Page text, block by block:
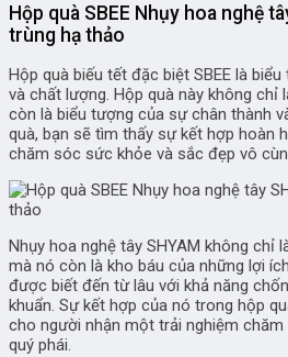
Hộp quà SBEE Nhụy hoa nghệ
trùng hạ thảo
Hộp quà biếu tết đặc biệt SBEE là
và chất lượng. Hộp quà này không
còn là biểu tượng của sự chân thành
quà, bạn sẽ tìm thấy sự kết hợp hoàn
chăm sóc sức khỏe và sắc đẹp vô
Nhụy hoa nghệ tây SHYAM không chỉ
mà nó còn là kho báu của những lợi
được biết đến từ lâu với khả năng
khuẩn. Sự kết hợp của nó trong hộp
cho người nhận một trải nghiệm
quý phái.